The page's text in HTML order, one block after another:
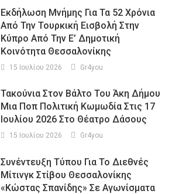
Εκδήλωση Μνήμης Για Τα 52 Χρόνια
Από Την Τουρκική Εισβολή Στην
Κύπρο Από Την Ε’ Δημοτική
Κοινότητα Θεσσαλονίκης
15 Ιουλίου 2026 Gr4you
Τακούνια Στον Βάλτο Του Άκη Δήμου
Μια Ποπ Πολιτική Κωμωδία Στις 17
Ιουλίου 2026 Στο Θέατρο Δάσους
15 Ιουλίου 2026 Gr4you
Συνέντευξη Τύπου Για Το Διεθνές
Μίτινγκ Στίβου Θεσσαλονίκης
«Κώστας Σπανίδης» Σε Αγωνίσματα